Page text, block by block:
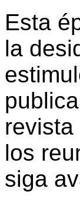
Esta
la
los
siga